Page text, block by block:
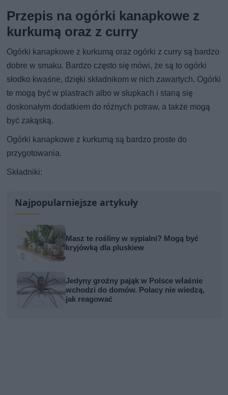
Przepis na ogórki kanapkowe z
kurkumą oraz z curry
Ogórki kanapkowe z kurkumą oraz ogórki z curry są bardzo
dobre w smaku. Bardzo często się mówi, że są to ogórki
słodko kwaśne, dzięki składnikom w nich zawartych. Ogórki
te mogą być w plastrach albo w słupkach i staną się
doskonałym dodatkiem do różnych potraw, a także mogą
być zakąską.
Ogórki kanapkowe z kurkumą są bardzo proste do
przygotowania.
Składniki:
Najpopularniejsze artykuły
Masz te rośliny w sypialni? Mogą być
kryjówką dla pluskiew
Jedyny groźny pająk w Polsce właśnie
wchodzi do domów. Polacy nie wiedzą,
jak reagować